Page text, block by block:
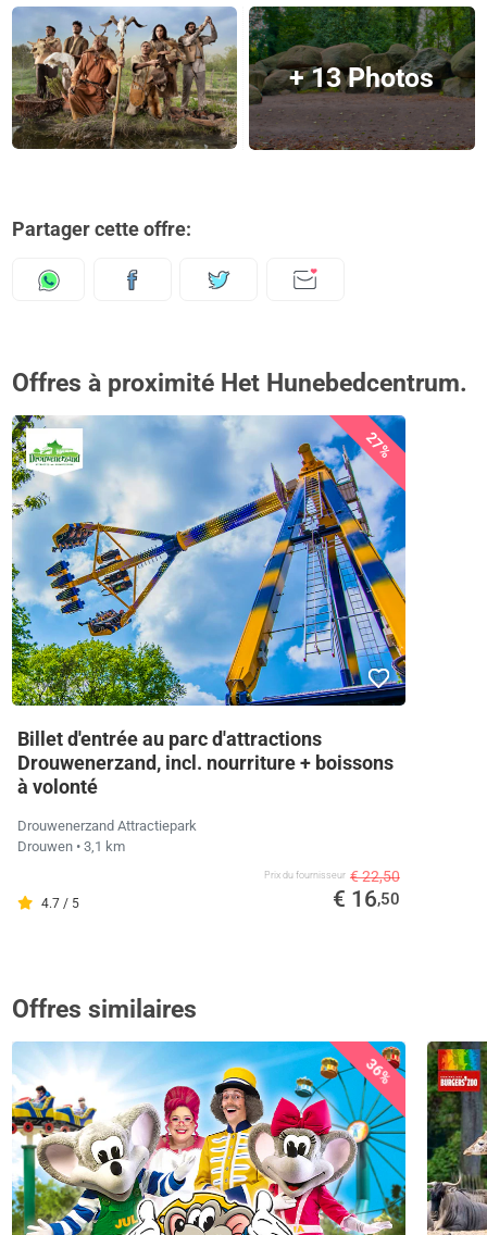
+ 13 Photos
Partager cette offre:
Offres à proximité Het Hunebedcentrum.
27%
Billet d'entrée au parc d'attractions
Drouwenerzand, incl. nourriture + boissons
à volonté
Drouwenerzand Attractiepark
Drouwen • 3,1 km
4.7 / 5
Prix ​​du fournisseur € 22,50
€ 16,50
Offres similaires
36%